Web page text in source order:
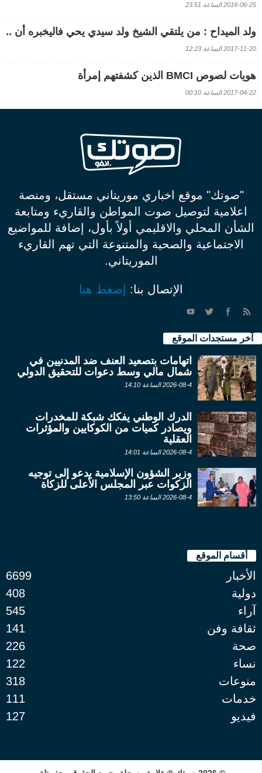
2016-06-25 الساعة 23:51
ولد الميداح : من يلتقي الشيخ ولد سيدي يحي فاليخبره أن ..
2017-11-20 الساعة 12:23
هويات لصوص BMCI الذين كشفتهم إمرأة
2017-04-22 الساعة 00:10
"صوتك" موقع اخباري موريتاني مستقل، ومنصة
اعلامية لتوصيل صوت المواطن والقاريء ومتابعة
الشأن المحلي والاقليمي أولاً بأول، إضافة للمواضيع
الاجتماعية والصحية والمتنوعة التي تهم القاريء
الموريتاني.
الإتصال بنا: إضغط هنا
آخر مستجدات الموقع
اتهامات بتصعيد العنف ضد المدنيين في
شمال مالي وسط دعوات للتحقيق الدولي
2026-08-4 الساعة 14:10
الدرك الوطني يفكك شبكة للمخدرات
ويصادر كميات من الكوكايين والمؤثرات
العقلية
2026-08-4 الساعة 14:01
وزير الشؤون الإسلامية يدعو إلى توجيه
الزكوات عبر المجلس الأعلى للزكاة
2026-08-4 الساعة 13:50
أقسام الموقع
الأخبار
6699
دولية
408
آراء
545
ثقافة وفن
141
صحة
226
نساء
122
منوعات
318
خدمات
111
فيديو
127